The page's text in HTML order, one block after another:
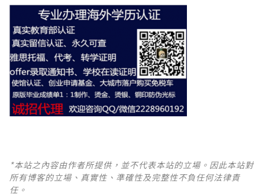
*本站之內容由作者所提供，並不代表本站的立場。因此本站對
所有博客的立場、真實性、準確性及完整性不負任何法律責
任。